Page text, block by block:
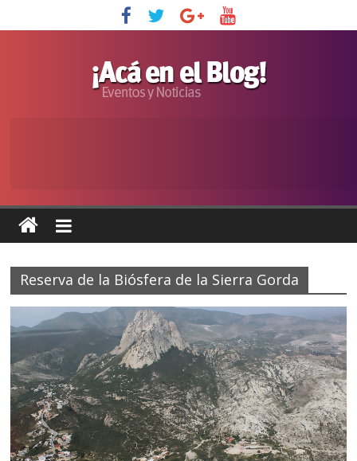
Reserva de la Biósfera de la Sierra Gorda